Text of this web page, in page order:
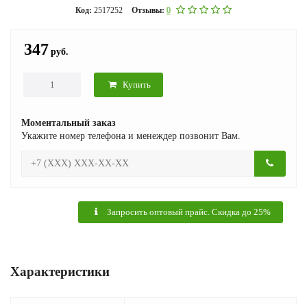
Код: 2517252 Отзывы: 0
347 руб.
Купить
Моментальный заказ
Укажите номер телефона и менеждер позвонит Вам.
Запросить оптовый прайс. Скидка до 25%
Характеристики